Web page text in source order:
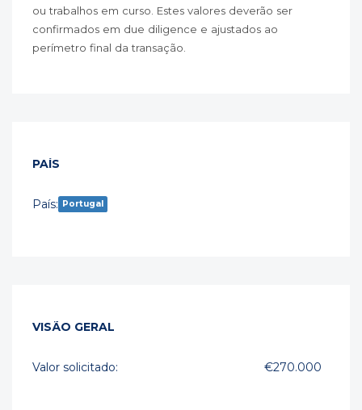
ou trabalhos em curso. Estes valores deverão ser
confirmados em due diligence e ajustados ao
perímetro final da transação.
PAÍS
País: Portugal
VISÃO GERAL
Valor solicitado: €270.000